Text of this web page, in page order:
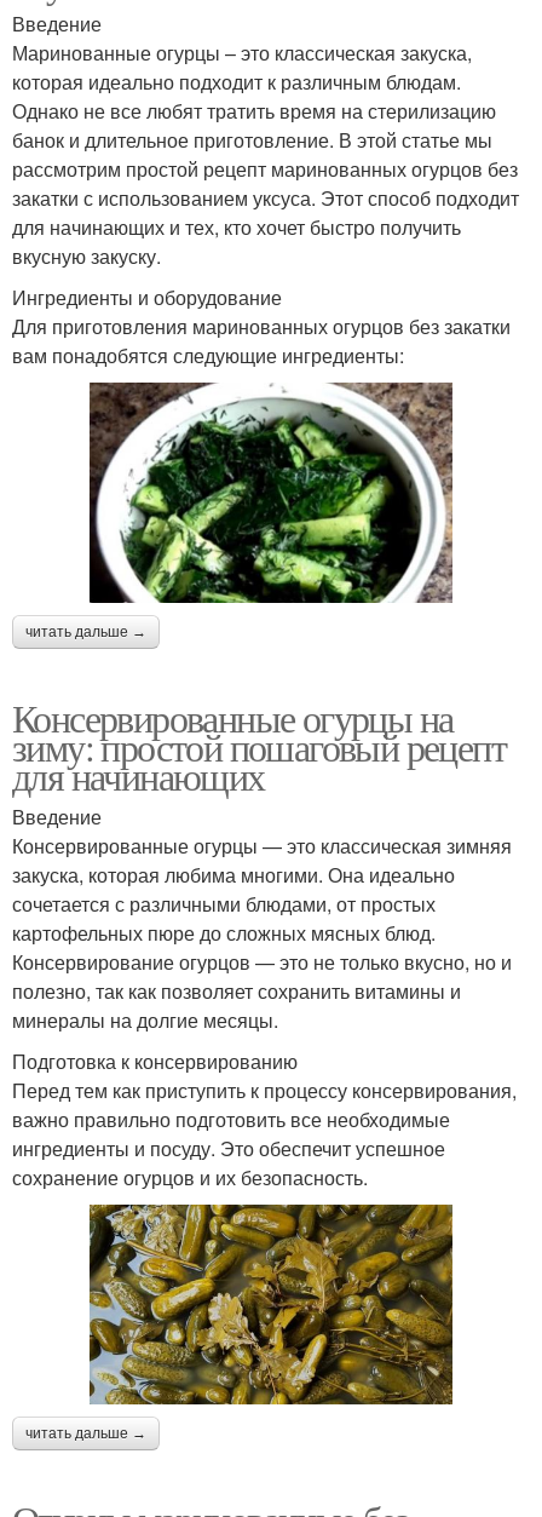
Введение
Маринованные огурцы – это классическая закуска,
которая идеально подходит к различным блюдам.
Однако не все любят тратить время на стерилизацию
банок и длительное приготовление. В этой статье мы
рассмотрим простой рецепт маринованных огурцов без
закатки с использованием уксуса. Этот способ подходит
для начинающих и тех, кто хочет быстро получить
вкусную закуску.
Ингредиенты и оборудование
Для приготовления маринованных огурцов без закатки
вам понадобятся следующие ингредиенты:
читать дальше →
Консервированные огурцы на
зиму: простой пошаговый рецепт
для начинающих
Введение
Консервированные огурцы — это классическая зимняя
закуска, которая любима многими. Она идеально
сочетается с различными блюдами, от простых
картофельных пюре до сложных мясных блюд.
Консервирование огурцов — это не только вкусно, но и
полезно, так как позволяет сохранить витамины и
минералы на долгие месяцы.
Подготовка к консервированию
Перед тем как приступить к процессу консервирования,
важно правильно подготовить все необходимые
ингредиенты и посуду. Это обеспечит успешное
сохранение огурцов и их безопасность.
читать дальше →